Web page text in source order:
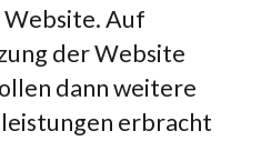
Auf
der Website
dann weitere
erbracht